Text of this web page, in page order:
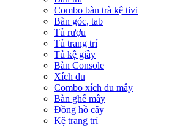
Combo bàn trà kệ tivi
Bàn góc, tab
Tủ rượu
Tủ trang trí
Tủ kệ giầy
Bàn Console
Xích đu
Combo xích đu mây
Bàn ghế mây
Đồng hồ cây
Kệ trang trí